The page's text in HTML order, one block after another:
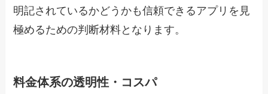
明記されているかどうかも信頼できるアプリを見
極めるための判断材料となります。
料金体系の透明性・コスパ